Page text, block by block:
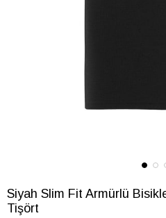
Siyah Slim Fit Armürlü
Tişört